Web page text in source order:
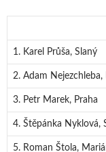
1. Karel Průša, Slaný
2. Adam Nejezchleba,
3. Petr Marek, Praha
4. Štěpánka Nyklová,
5. Roman Štola,